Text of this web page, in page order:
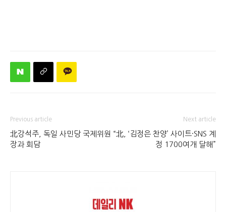
Previous article
北강석주, 독일 사민당 국제위원
장과 회담
Next article
“北, ‘김정은 찬양’ 사이트·SNS 계
정 1700여개 달해”